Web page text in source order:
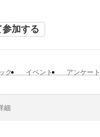
参加する
ク イベント アンケート
細